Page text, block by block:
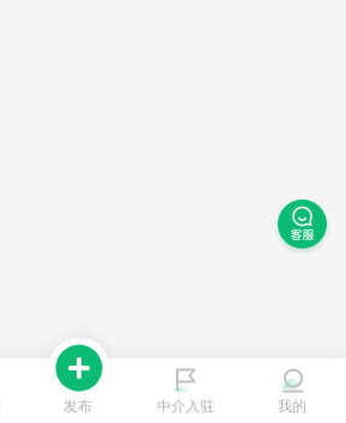
发布 中介入驻 我的